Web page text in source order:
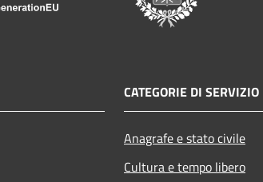
CATEGORIE DI SERVIZIO
Anagrafe e stato civile
Cultura e tempo libero